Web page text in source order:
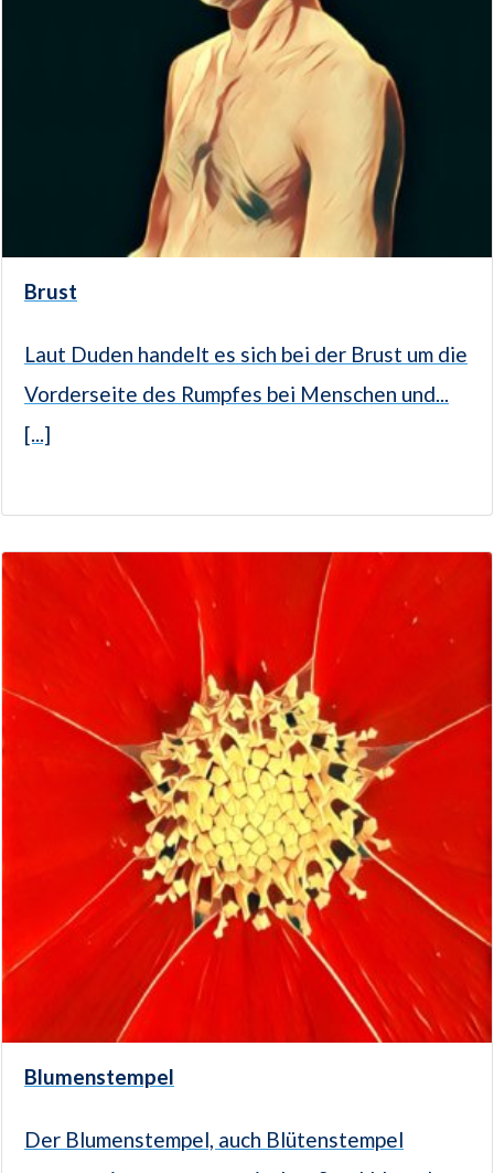
Brust
Laut Duden handelt es sich bei der Brust um die
Vorderseite des Rumpfes bei Menschen und...
[...]
Blumenstempel
Der Blumenstempel, auch Blütenstempel